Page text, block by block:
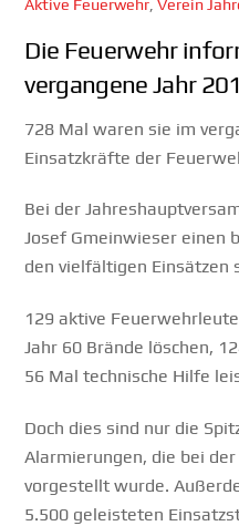
Aktive Feuerwehr ,Verein
Die Feuerwehr
vergangene Jahr
728 Mal waren sie im
Einsatzkräfte der
Bei der
Josef Gmeinwieser einen
den vielfältigen Einsätzen
129 aktive
Jahr 60 Brände löschen,
56 Mal technische Hilfe
Doch dies sind nur die
Alarmierungen, die bei
vorgestellt wurde.
5.500 geleisteten